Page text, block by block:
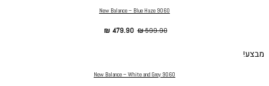
New Balance – Blue Haze 9060
₪599.90
₪ 479.90
מבצע!
New Balance – White and Grey 9060